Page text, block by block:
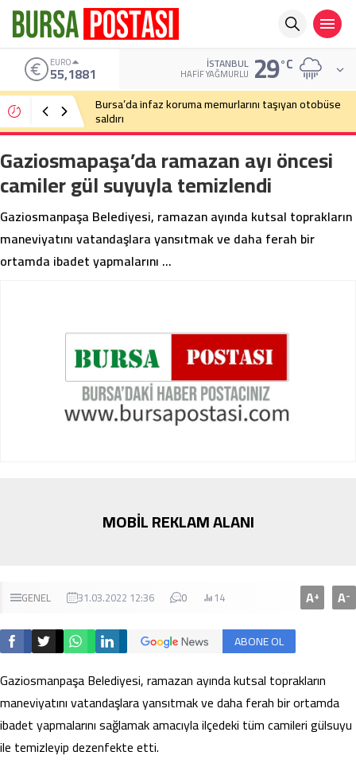
EURO
55,1881 İSTANBUL
HAFIF YAĞMURLU 29°C
Bursa’da infaz koruma memurlarını taşıyan otobüse
saldırı
Gaziosmapaşa’da ramazan ayı öncesi
camiler gül suyuyla temizlendi
Gaziosmanpaşa Belediyesi, ramazan ayında kutsal toprakların
maneviyatını vatandaşlara yansıtmak ve daha ferah bir
ortamda ibadet yapmalarını …
MOBİL REKLAM ALANI
GENEL 31.03.2022 12:36 0 14 A+ A-
ABONE OL
Gaziosmanpaşa Belediyesi, ramazan ayında kutsal toprakların
maneviyatını vatandaşlara yansıtmak ve daha ferah bir ortamda
ibadet yapmalarını sağlamak amacıyla ilçedeki tüm camileri gülsuyu
ile temizleyip dezenfekte etti.